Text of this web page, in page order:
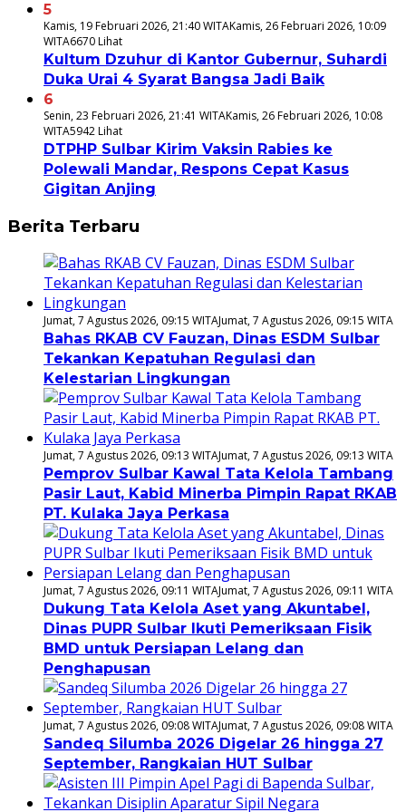
5
Kamis, 19 Februari 2026, 21:40 WITAKamis, 26 Februari 2026, 10:09
WITA6670 Lihat
Kultum Dzuhur di Kantor Gubernur, Suhardi
Duka Urai 4 Syarat Bangsa Jadi Baik
6
Senin, 23 Februari 2026, 21:41 WITAKamis, 26 Februari 2026, 10:08
WITA5942 Lihat
DTPHP Sulbar Kirim Vaksin Rabies ke
Polewali Mandar, Respons Cepat Kasus
Gigitan Anjing
Berita Terbaru
Jumat, 7 Agustus 2026, 09:15 WITAJumat, 7 Agustus 2026, 09:15 WITA
Bahas RKAB CV Fauzan, Dinas ESDM Sulbar
Tekankan Kepatuhan Regulasi dan
Kelestarian Lingkungan
Jumat, 7 Agustus 2026, 09:13 WITAJumat, 7 Agustus 2026, 09:13 WITA
Pemprov Sulbar Kawal Tata Kelola Tambang
Pasir Laut, Kabid Minerba Pimpin Rapat RKAB
PT. Kulaka Jaya Perkasa
Jumat, 7 Agustus 2026, 09:11 WITAJumat, 7 Agustus 2026, 09:11 WITA
Dukung Tata Kelola Aset yang Akuntabel,
Dinas PUPR Sulbar Ikuti Pemeriksaan Fisik
BMD untuk Persiapan Lelang dan
Penghapusan
Jumat, 7 Agustus 2026, 09:08 WITAJumat, 7 Agustus 2026, 09:08 WITA
Sandeq Silumba 2026 Digelar 26 hingga 27
September, Rangkaian HUT Sulbar